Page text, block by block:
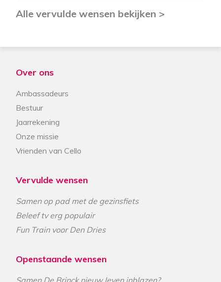
Alle vervulde wensen bekijken >
Over ons
Ambassadeurs
Bestuur
Jaarrekening
Onze missie
Vrienden van Cello
Vervulde wensen
Samen op pad met de gezinsfiets
Beleef tv erg populair
Fun Train voor Den Dries
Openstaande wensen
Samen De Brinck nieuw leven inblazen?